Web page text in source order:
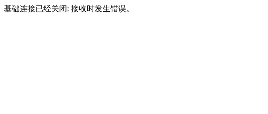
基础连接已经关闭: 接收时发生错误。